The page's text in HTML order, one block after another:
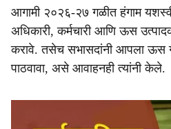
आगामी २०२६-२७ गळीत हंगाम
अधिकारी, कर्मचारी आणि ऊस
करावे. तसेच सभासदांनी आपला ऊस
पाठवावा, असे आवाहनही त्यांनी केले.